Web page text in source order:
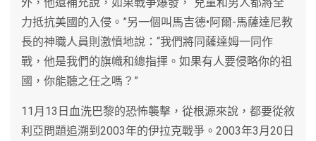
力抵抗美國的入侵。”另一個叫馬吉德•阿爾-馬薩達尼教
長的神職人員則激憤地說：“我們將同薩達姆一同作
戰，他是我們的旗幟和總指揮。如果有人要侵略你的祖
國，你能聽之任之嗎？”
11月13日血洗巴黎的恐怖襲擊，從根源來說，都要從敘
利亞問題追溯到2003年的伊拉克戰爭。2003年3月20日